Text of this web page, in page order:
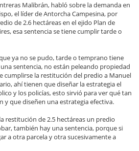
Malibrán, habló sobre la demanda en
el líder de Antorcha Campesina, por
de 2.6 hectáreas en el ejido Plan de
esa sentencia se tiene cumplir tarde o
ya no se pudo, tarde o temprano tiene
sentencia, no están peleando propiedad
cumplirse la restitución del predio a Manuel
ahí tienen que diseñar la estrategia el
y los policías, esto sirvió para ver qué tan
y que diseñen una estrategia efectiva.
restitución de 2.5 hectáreas un predio
también hay una sentencia, porque si
a otra parcela y otra sucesivamente a